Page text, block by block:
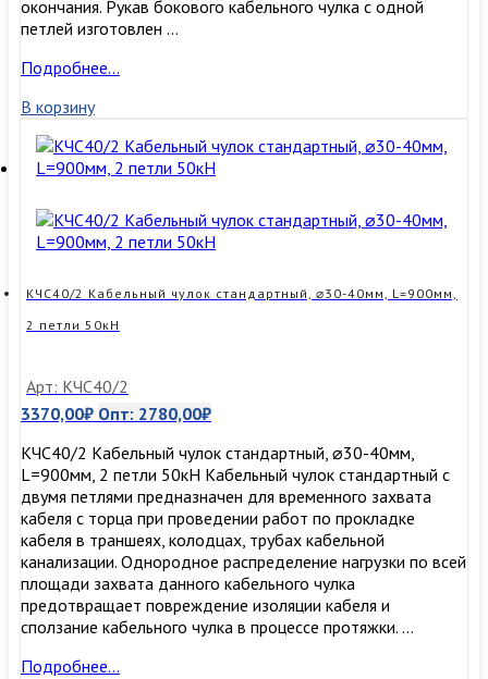
окончания. Рукав бокового кабельного чулка с одной
петлей изготовлен …
КЧБ40/1
чулок
боковой,
⌀30-
40мм,
петля
Подробнее…
В корзину
КЧС40/2 Кабельный чулок стандартный, ⌀30-40мм, L=900мм,
2 петли 50кН
Арт: КЧС40/2
3370,00₽ Опт: 2780,00₽
КЧС40/2 Кабельный чулок стандартный, ⌀30-40мм,
L=900мм, 2 петли 50кН Кабельный чулок стандартный с
двумя петлями предназначен для временного захвата
кабеля с торца при проведении работ по прокладке
кабеля в траншеях, колодцах, трубах кабельной
канализации. Однородное распределение нагрузки по всей
площади захвата данного кабельного чулка
предотвращает повреждение изоляции кабеля и
сползание кабельного чулка в процессе протяжки. …
КЧС40/2
Подробнее…